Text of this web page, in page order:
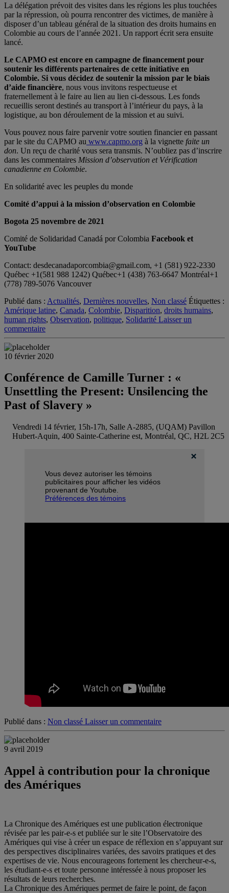
La délégation prévoit des visites dans les régions les plus touchées
par la répression, où pourra rencontrer des victimes, de manière à
disposer d’un tableau général de la situation des droits humains en
Colombie au cours de l’année 2021. Un rapport écrit sera ensuite
lancé.
Le CAPMO est encore en campagne de financement pour
soutenir les différents partenaires de cette initiative en
Colombie. Si vous décidez de soutenir la mission par le biais
d’aide financière, nous vous invitons respectueuse et
fraternellement à le faire au lien au lien ci-dessous. Les fonds
recueillis seront destinés au transport à l’intérieur du pays, à la
logistique, au bon déroulement de la mission et au suivi.
Vous pouvez nous faire parvenir votre soutien financier en passant
par le site du CAPMO au www.capmo.org à la vignette faite un
don. Un reçu de charité vous sera transmis. N’oubliez pas d’inscrire
dans les commentaires Mission d’observation et Vérification
canadienne en Colombie.
En solidarité avec les peuples du monde
Comité d’appui à la mission d’observation en Colombie
Bogota 25 novembre de 2021
Comité de Solidaridad Canadá por Colombia Facebook et
YouTube
Contact: desdecanadaporcombia@gmail.com, +1 (581) 922-2330
Québec +1(581 988 1242) Québec+1 (438) 763-6647 Montréal+1
(778) 789-5076 Vancouver
Publié dans : Actualités, Dernières nouvelles, Non classé Étiquettes :
Amérique latine, Canada, Colombie, Disparition, droits humains,
human rights, Observation, politique, Solidarité Laisser un
commentaire
10 février 2020
Conférence de Camille Turner : «
Unsettling the Present: Unsilencing the
Past of Slavery »
Vendredi 14 février, 15h-17h, Salle A-2885, (UQAM) Pavillon
Hubert-Aquin, 400 Sainte-Catherine est, Montréal, QC, H2L 2C5
Vous devez autoriser les témoins
publicitaires pour afficher les vidéos
provenant de Youtube.
Préférences des témoins
Publié dans : Non classé Laisser un commentaire
9 avril 2019
Appel à contribution pour la chronique
des Amériques
La Chronique des Amériques est une publication électronique
révisée par les pair-e-s et publiée sur le site l’Observatoire des
Amériques qui vise à créer un espace de réflexion en s’appuyant sur
des perspectives disciplinaires variées, des savoirs pratiques et des
expertises de vie. Nous encourageons fortement les chercheur-e-s,
les étudiant-e-s et toute personne intéressée à nous proposer les
résultats de leurs recherches.
La Chronique des Amériques permet de faire le point, de façon